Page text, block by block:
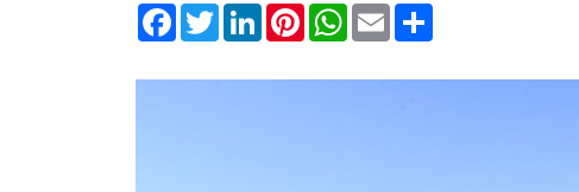
FacebookTwitterLinkedInPinterestWhatsApp
Email